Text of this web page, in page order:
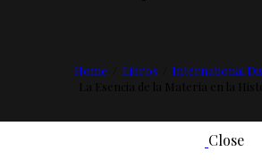
Home Libros
International
Close